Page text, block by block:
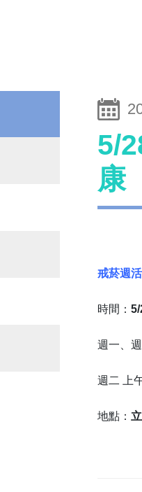
5/
康
戒菸週
時間： 5/
週一、
週二 上
地點：